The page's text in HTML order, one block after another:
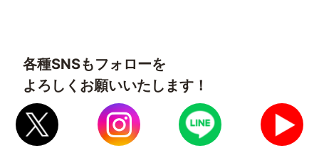
各種SNSもフォローを
よろしくお願いいたします！